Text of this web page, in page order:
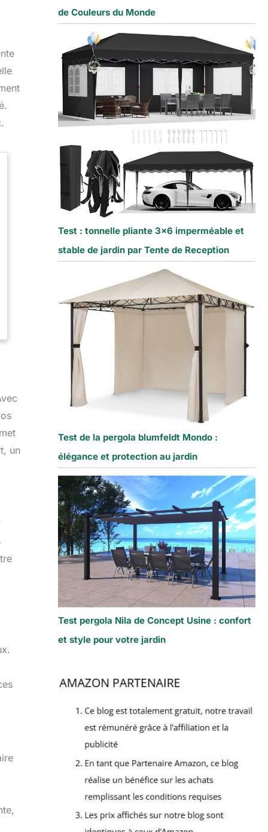
un
de Couleurs du Monde
Test : tonnelle pliante 3×6 imperméable et
stable de jardin par Tente de Reception
Test de la pergola blumfeldt Mondo :
élégance et protection au jardin
Test pergola Nila de Concept Usine : confort
et style pour votre jardin